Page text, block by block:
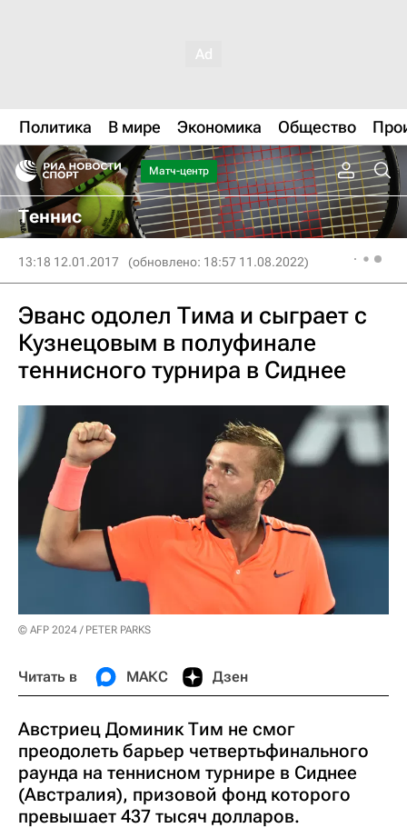
Политика В мире Экономика Общество
Матч-центр
Теннис
13:18 12.01.2017 (обновлено: 18:57 11.08.2022)
Эванс одолел Тима и сыграет с
Кузнецовым в полуфинале
теннисного турнира в Сиднее
© AFP 2024 / PETER PARKS
Читать в МАКС Дзен
Австриец Доминик Тим не смог
преодолеть барьер четвертьфинального
раунда на теннисном турнире в Сиднее
(Австралия), призовой фонд которого
превышает 437 тысяч долларов.